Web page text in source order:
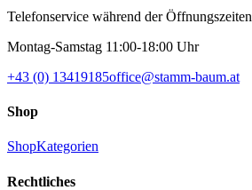
Telefonservice während der Öffnungszeiten
Montag-Samstag 11:00-18:00 Uhr
+43 (0) 13419185office@stamm-baum.at
Shop
ShopKategorien
Rechtliches